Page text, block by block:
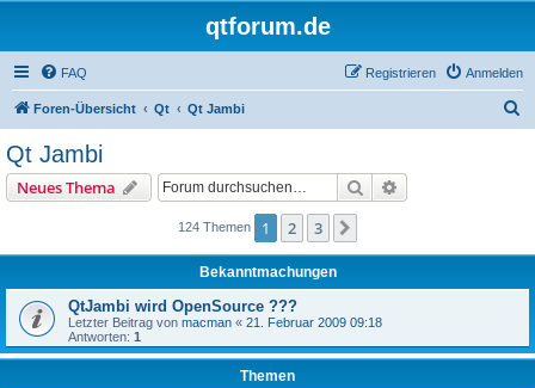
qtforum.de
FAQ Anmelden
Registrieren
Foren-Übersicht Qt Qt Jambi
Qt Jambi
Neues Thema Suche
124 Themen 1 2 3
Bekanntmachungen
QtJambi wird OpenSource ???
Letzter Beitrag von macman « 21. Februar 2009 09:18
Antworten: 1
Themen